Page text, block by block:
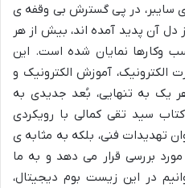
سایبر، در پی گسترش بی وقفه ی
دل آن پدید آمده اند، بیش از هر
وکارها نمایان شده است. این
آموزش الکترونیک و
یک به تنهایی، بُعد جدیدی به
سید تقی کمالی با رویکردی
تهدیدات فنی، بلکه به مثابه ی
بررسی قرار می دهد و به ما
در این زیست بوم دیجیتال،